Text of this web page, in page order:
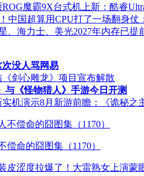
魔霸9X台式机上新：酷睿
中国超算用CPU打了一场翻身仗
、海力士、美光2027年内存已提
次没人骂网易
《剑心雕龙》项目宣布解散
与《怪物猎人》手游今日开测
实机演示8月新游前瞻：《诡秘之
命的囧图集（1170）